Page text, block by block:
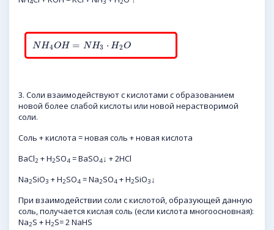
NH4OH = NH3 ⋅ H2O
3. Соли взаимодействуют с кислотами с образованием
новой более слабой кислоты или новой нерастворимой
соли.
Соль + кислота = новая соль + новая кислота
BaCl2 + H2SO4 = BaSO4 ↓ + 2HCl
Na2SiO3 + H2SO4 = Na2SO4 + H2SiO3 ↓
При взаимодействии соли с кислотой, образующей данную
соль, получается кислая соль (если кислота многоосновная):
Na2S + H2S= 2 NaHS